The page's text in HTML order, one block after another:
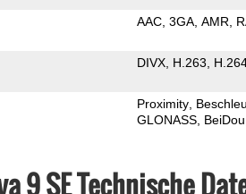
AAC 3GA AMR
DIVX H.263
Proximity
GLONASS BeiDou
9 SE Technische